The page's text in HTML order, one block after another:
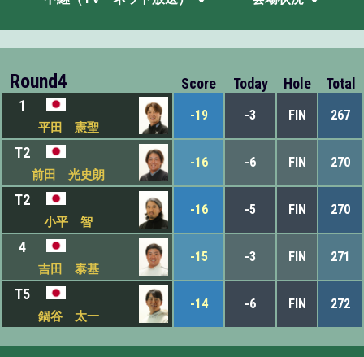
Round4 Score Today Hole
Total
1
平田 憲聖
-19 -3 FIN 267
T2
前田 光史朗
-16 -6 FIN 270
T2
小平 智
-16 -5 FIN 270
4
吉田 泰基
-15 -3 FIN 271
T5
鍋谷 太一
-14 -6 FIN 272